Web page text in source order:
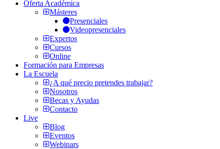
Oferta Académica
Másteres
Presenciales
Videopresenciales
Expertos
Cursos
Online
Formación para Empresas
La Escuela
¿A qué precio pretendes trabajar?
Nosotros
Becas y Ayudas
Contacto
Live
Blog
Eventos
Webinars